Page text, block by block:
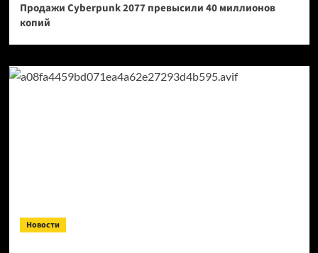
Продажи Cyberpunk 2077 превысили 40 миллионов
копий
Новости